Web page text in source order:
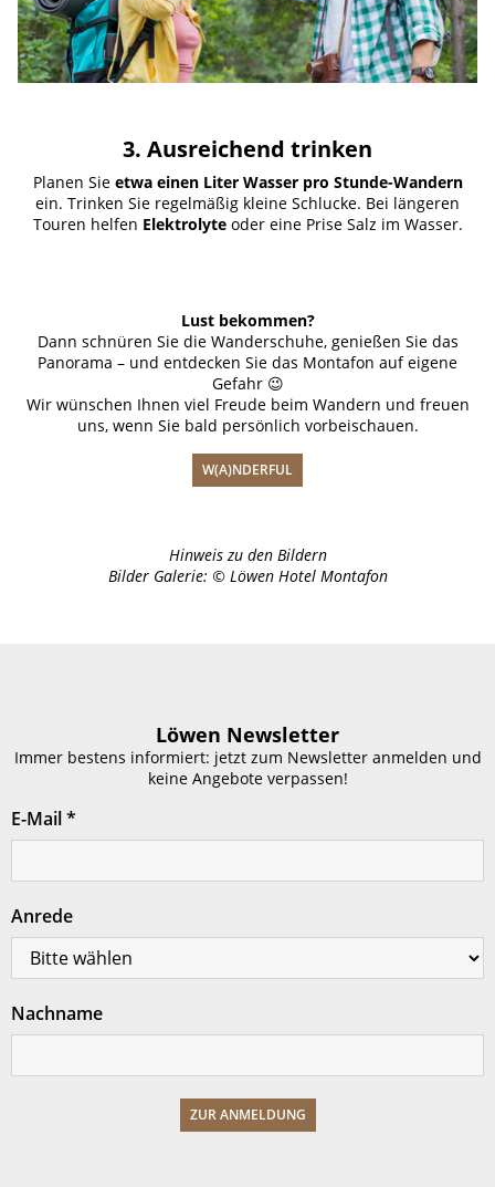
3. Ausreichend trinken
Planen Sie etwa einen Liter Wasser pro Stunde-Wandern
ein. Trinken Sie regelmäßig kleine Schlucke. Bei längeren
Touren helfen Elektrolyteoder eine Prise Salz im Wasser.
Lust bekommen?
Dann schnüren Sie die Wanderschuhe, genießen Sie das
Panorama – und entdecken Sie das Montafon auf eigene
Gefahr 😉
Wir wünschen Ihnen viel Freude beim Wandern und freuen
uns, wenn Sie bald persönlich vorbeischauen.
W(A)NDERFUL
Hinweis zu den Bildern
Bilder Galerie: © Löwen Hotel Montafon
Löwen Newsletter
Immer bestens informiert: jetzt zum Newsletter anmelden und
keine Angebote verpassen!
E-Mail*
Anrede
Nachname